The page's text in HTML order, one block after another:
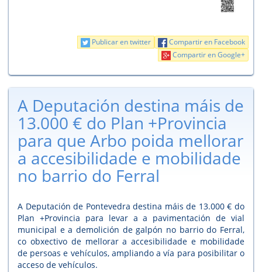
Compartir en Facebook
Publicar en twitter
Compartir en Google+
A Deputación destina máis de
13.000 € do Plan +Provincia
para que Arbo poida mellorar
a accesibilidade e mobilidade
no barrio do Ferral
A Deputación de Pontevedra destina máis de 13.000 € do
Plan +Provincia para levar a a pavimentación de vial
municipal e a demolición de galpón no barrio do Ferral,
co obxectivo de mellorar a accesibilidade e mobilidade
de persoas e vehículos, ampliando a vía para posibilitar o
acceso de vehículos.